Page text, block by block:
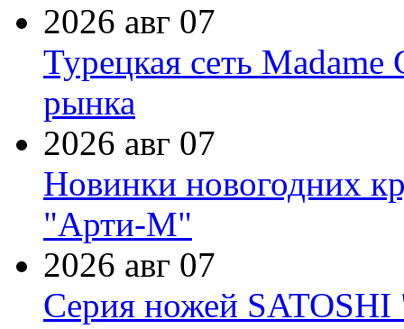
2026 авг 07
Турецкая сеть Madame
рынка
2026 авг 07
Новинки новогодних
"Арти-М"
2026 авг 07
Серия ножей